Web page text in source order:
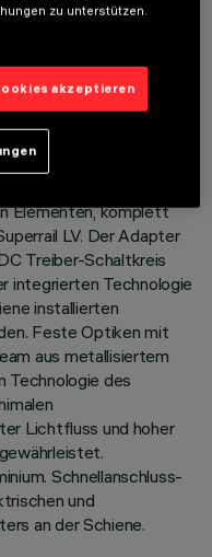
Elementen, komplett
LV. Der Adapter
Treiber-Schaltkreis
integrierten Technologie
installierten
Feste Optiken mit
aus metallisiertem
Technologie des
Lichtfluss und hoher
Schnellanschluss-
und
an der Schiene.
zu unterstützen.
akzeptieren